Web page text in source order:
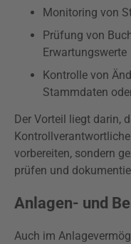
Monitoring von
Prüfung von
Erwartungswerte
Kontrolle von
Stammdaten
Der Vorteil liegt darin,
vorbereiten, sondern
prüfen und
Anlagen- und
Auch im